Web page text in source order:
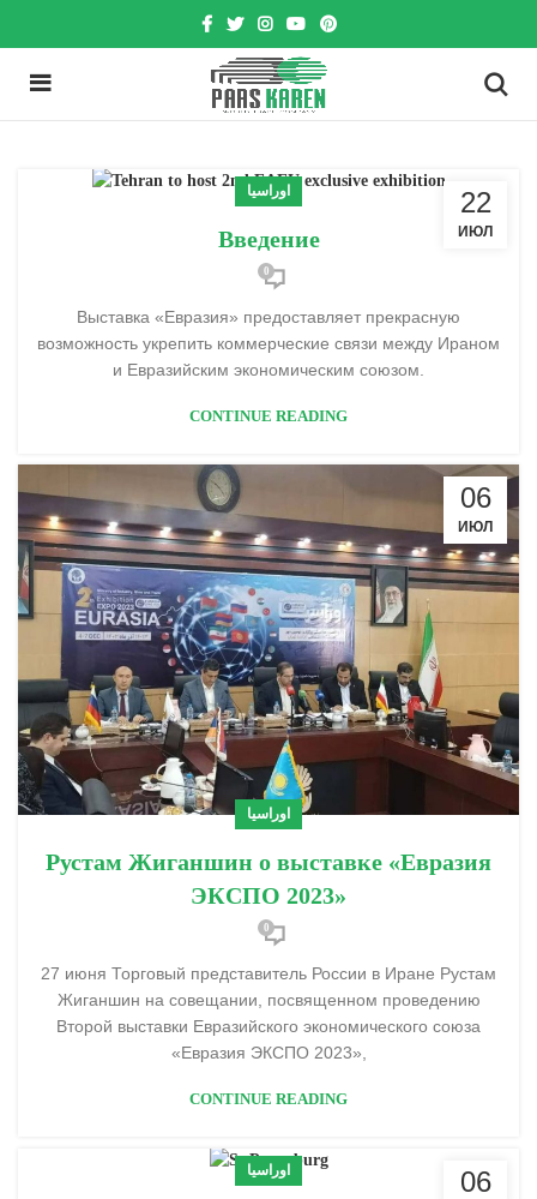
22
ИЮЛ
اوراسیا
Введение
0
Выставка «Евразия» предоставляет прекрасную
возможность укрепить коммерческие связи между Ираном
и Евразийским экономическим союзом.
CONTINUE READING
06
ИЮЛ
اوراسیا
Рустам Жиганшин о выставке «Евразия
ЭКСПО 2023»
0
27 июня Торговый представитель России в Иране Рустам
Жиганшин на совещании, посвященном проведению
Второй выставки Евразийского экономического союза
«Евразия ЭКСПО 2023»,
CONTINUE READING
06 اوراسیا